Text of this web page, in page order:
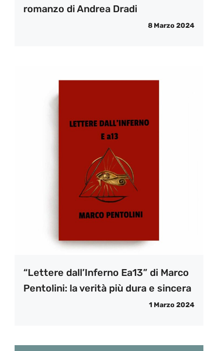
romanzo di Andrea Dradi
8 Marzo 2024
“Lettere dall’Inferno Ea13” di Marco
Pentolini: la verità più dura e sincera
1 Marzo 2024